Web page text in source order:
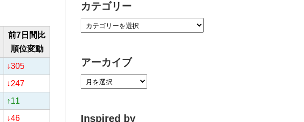
前7日間比
順位変動
↓305
↓247
↑11
↓46
カテゴリー
アーカイブ
Inspired by